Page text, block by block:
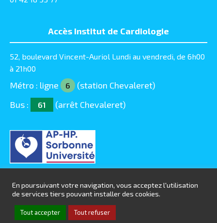
Accès Institut de Cardiologie
52, boulevard Vincent-Auriol Lundi au vendredi, de 6h00
à 21h00
Métro : ligne 6
(station Chevaleret)
Bus :
61 (arrêt Chevaleret)
© Chirurgie-Cardiaque-Pitie 2016 - 2025 |
En poursuivant votre navigation, vous acceptez l'utilisation
de services tiers pouvant installer des cookies.
Tout accepter Tout refuser